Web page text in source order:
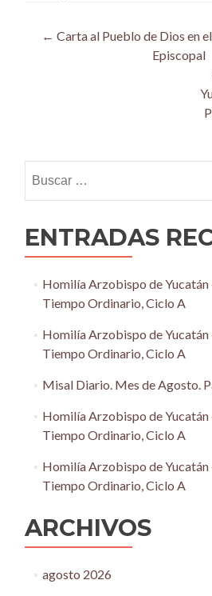
Post
navigation
← Carta al Pueblo de Dios en
Episcopal
ENTRADAS
Homilía Arzobispo de Yucatán
Tiempo Ordinario, Ciclo A
Homilía Arzobispo de
Tiempo Ordinario, Ciclo A
Misal Diario. Mes de Agosto.
Homilía Arzobispo de
Tiempo Ordinario, Ciclo A
Homilía Arzobispo de
Tiempo Ordinario, Ciclo A
ARCHIVOS
agosto 2026